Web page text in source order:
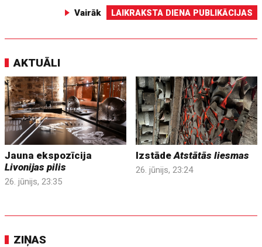
Vairāk LAIKRAKSTA DIENA PUBLIKĀCIJAS
AKTUĀLI
Jauna ekspozīcija
Livonijas pilis
26. jūnijs, 23:35
IzstādeAtstātās liesmas
26. jūnijs, 23:24
ZIŅAS